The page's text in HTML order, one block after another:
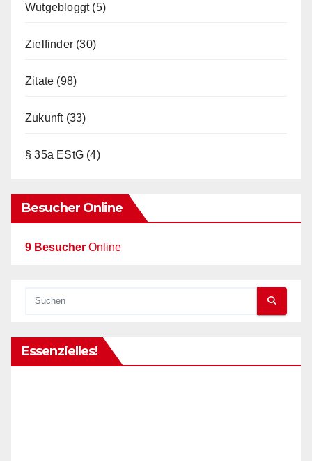
Wutgebloggt(5)
Zielfinder (30)
Zitate (98)
Zukunft(33)
§ 35a EStG (4)
Besucher Online
9 Besucher Online
Essenzielles!